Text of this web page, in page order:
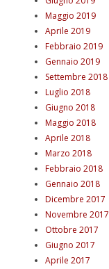
Maggio 2019
Aprile 2019
Febbraio 2019
Gennaio 2019
Settembre 2018
Luglio 2018
Giugno 2018
Maggio 2018
Aprile 2018
Marzo 2018
Febbraio 2018
Gennaio 2018
Dicembre 2017
Novembre 2017
Ottobre 2017
Giugno 2017
Aprile 2017